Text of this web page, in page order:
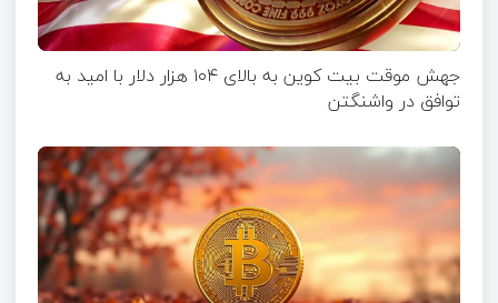
جهش موقت بیت‌ کوین به بالای ۱۰۴ هزار دلار با امید به
توافق در واشنگتن